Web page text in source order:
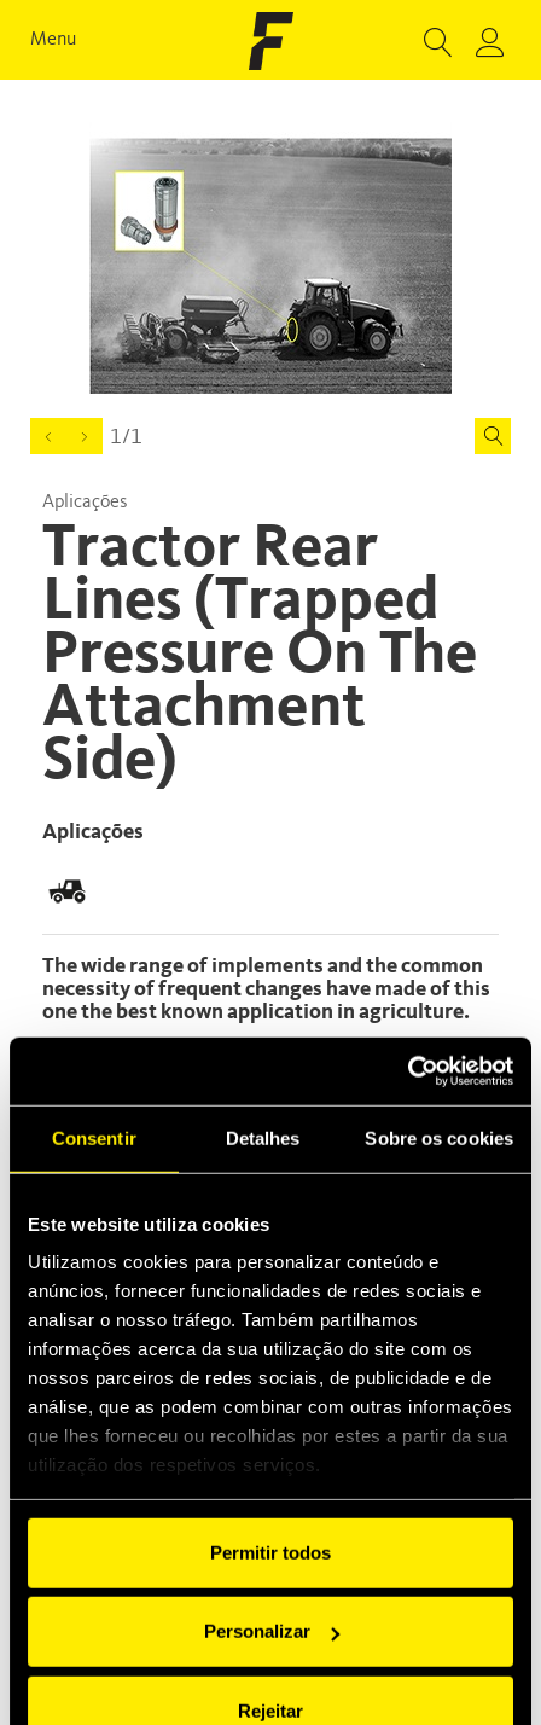
Consentir Detalhes Sobre os cookies
Este website utiliza cookies
Utilizamos cookies para personalizar conteúdo e
anúncios, fornecer funcionalidades de redes sociais e
analisar o nosso tráfego. Também partilhamos
informações acerca da sua utilização do site com os
nossos parceiros de redes sociais, de publicidade e de
análise, que as podem combinar com outras informações
que lhes forneceu ou recolhidas por estes a partir da sua
utilização dos respetivos serviços.
Permitir todos
Personalizar
Rejeitar
Menu
1/1
Aplicações
Tractor Rear
Lines (Trapped
Pressure On The
Attachment
Side)
Aplicações
The wide range of implements and the common
necessity of frequent changes have made of this
one the best known application in agriculture.
Product Series
Engate fêmea “push-pull” agrícola
250 l/min.